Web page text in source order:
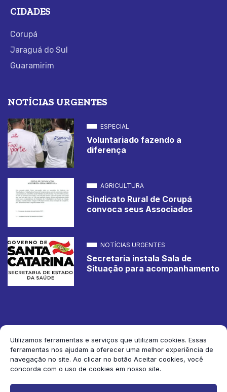
Utilizamos ferramentas e serviços que utilizam cookies. Essas
ferramentas nos ajudam a oferecer uma melhor experiência de
navegação no site. Ao clicar no botão Aceitar cookies, você
concorda com o uso de cookies em nosso site.
CIDADES
Corupá
Jaraguá do Sul
Guaramirim
NOTÍCIAS URGENTES
ESPECIAL
Voluntariado fazendo a
diferença
AGRICULTURA
Sindicato Rural de Corupá
convoca seus Associados
NOTÍCIAS URGENTES
Secretaria instala Sala de
Situação para acompanhamento
2026 Jornal de Corupá. Todos os direitos reservados.